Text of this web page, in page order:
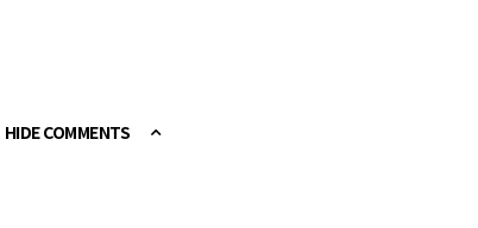
HIDE COMMENTS